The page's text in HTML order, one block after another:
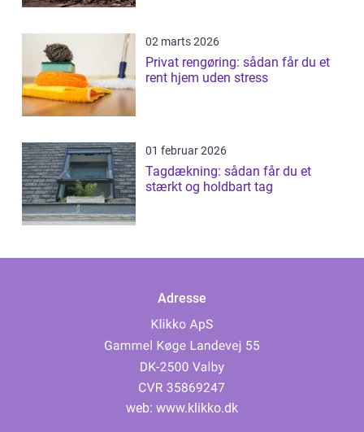
02 marts 2026
Privat rengøring: sådan får du et
rent hjem uden stress
01 februar 2026
Tagdækning: sådan får du et
stærkt og holdbart tag
Adresse
web: www.klikko.dk